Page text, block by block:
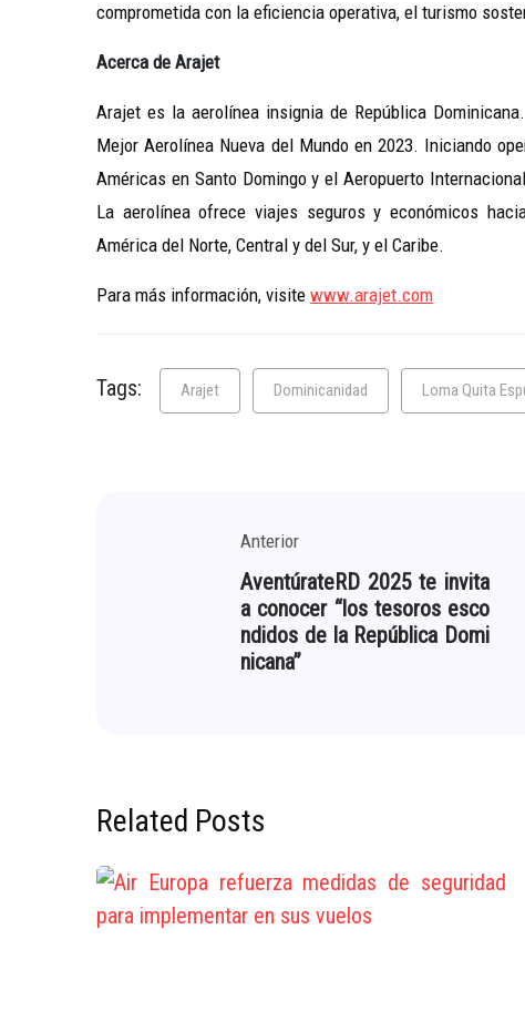
comprometida con la eficiencia operativa, el turismo
Acerca de Arajet
Arajet es la aerolínea insignia de República
Mejor Aerolínea Nueva del Mundo en 2023. Iniciando
Américas en Santo Domingo y el Aeropuerto
La aerolínea ofrece viajes seguros y económicos
América del Norte, Central y del Sur, y el Caribe.
Para más información, visite www.arajet.com
Tags: Arajet Dominicanidad Loma Quita
Anterior
AventúrateRD 2025 te invita
a conocer “los tesoros esco
ndidos de la República Domi
nicana”
Related Posts